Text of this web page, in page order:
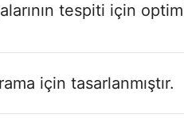
tespiti için
için tasarlanmıştır.